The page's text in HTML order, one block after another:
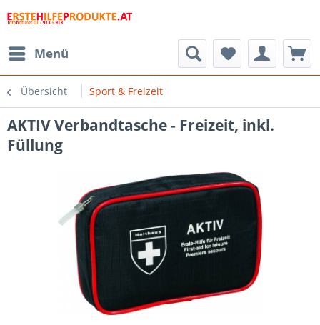
Menü
Übersicht Sport & Freizeit
AKTIV Verbandtasche - Freizeit, inkl.
Füllung